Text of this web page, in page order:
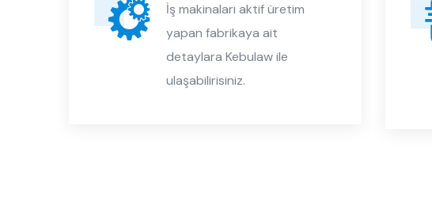
İş makinaları aktif üretim
yapan fabrikaya ait
detaylara Kebulaw ile
ulaşabilirisiniz.